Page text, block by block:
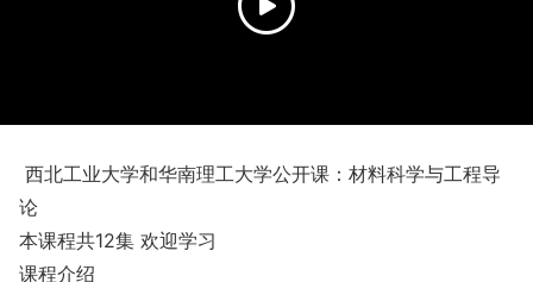
西北工业大学和华南理工大学公开课：材料科学与工程导
论
本课程共12集 欢迎学习
课程介绍